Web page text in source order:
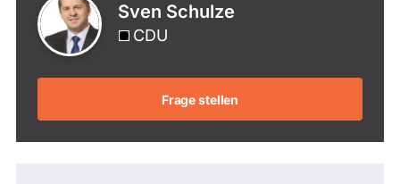
Sven Schulze
CDU
Frage stellen